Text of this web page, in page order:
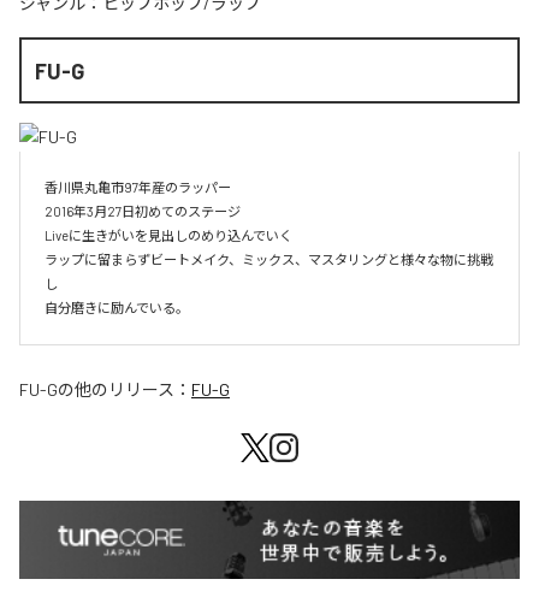
FU-G
香川県丸亀市97年産のラッパー
2016年3月27日初めてのステージ
Liveに生きがいを見出しのめり込んでいく
ラップに留まらずビートメイク、ミックス、マスタリングと様々な物に挑戦
し
自分磨きに励んでいる。
FU-Gの他のリリース： FU-G